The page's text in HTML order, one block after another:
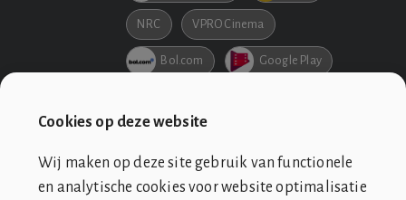
Cookies op deze website
Wij maken op deze site gebruik van functionele
en analytische cookies voor website optimalisatie
NRC VPRO Cinema
Bol.com Google Play